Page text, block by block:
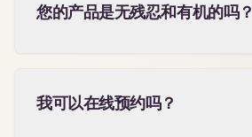
您的产品是无残忍和有机的吗？
我可以在线预约吗？